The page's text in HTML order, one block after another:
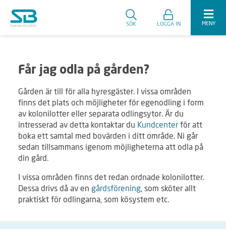
SÖK LOGGA IN MENY
Får jag odla på gården?
Gården är till för alla hyresgäster. I vissa områden
finns det plats och möjligheter för egenodling i form
av kolonilotter eller separata odlingsytor. Är du
intresserad av detta kontaktar du Kundcenter för att
boka ett samtal med bovärden i ditt område. Ni går
sedan tillsammans igenom möjligheterna att odla på
din gård.
I vissa områden finns det redan ordnade kolonilotter.
Dessa drivs då av en gårdsförening, som sköter allt
praktiskt för odlingarna, som kösystem etc.